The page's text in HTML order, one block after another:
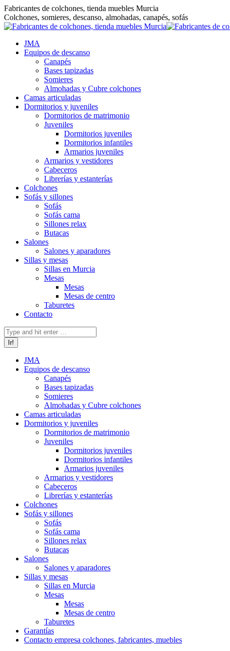
Saltar
al
contenido
Fabricantes de colchones, tienda muebles Murcia
Colchones, somieres, descanso, almohadas, canapés, sofás
JMA
Equipos de descanso
Canapés
Bases tapizadas
Somieres
Almohadas y Cubre colchones
Camas articuladas
Dormitorios y juveniles
Dormitorios de matrimonio
Juveniles
Dormitorios juveniles
Dormitorios infantiles
Armarios juveniles
Armarios y vestidores
Cabeceros
Librerías y estanterías
Colchones
Sofás y sillones
Sofás
Sofás cama
Sillones relax
Butacas
Salones
Salones y aparadores
Sillas y mesas
Sillas en Murcia
Mesas
Mesas
Mesas de centro
Taburetes
Contacto
Buscar:
JMA
Equipos de descanso
Canapés
Bases tapizadas
Somieres
Almohadas y Cubre colchones
Camas articuladas
Dormitorios y juveniles
Dormitorios de matrimonio
Juveniles
Dormitorios juveniles
Dormitorios infantiles
Armarios juveniles
Armarios y vestidores
Cabeceros
Librerías y estanterías
Colchones
Sofás y sillones
Sofás
Sofás cama
Sillones relax
Butacas
Salones
Salones y aparadores
Sillas y mesas
Sillas en Murcia
Mesas
Mesas
Mesas de centro
Taburetes
Garantías
Contacto empresa colchones, fabricantes, muebles